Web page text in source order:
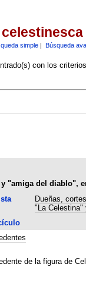
simple| Búsqueda
con los
"amiga del diablo",
Dueñas,
"La Celestina"
de la figura de